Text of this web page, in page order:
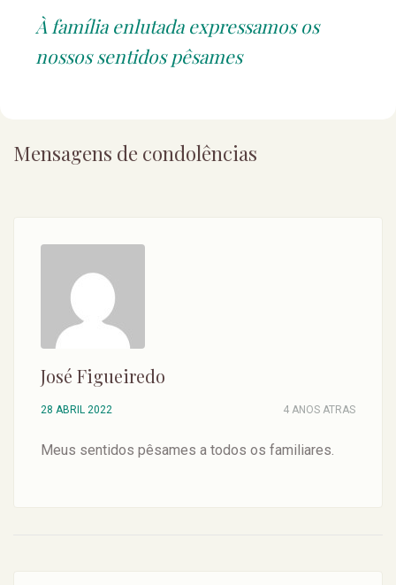
À família enlutada expressamos os
nossos sentidos pêsames
Mensagens de condolências
José Figueiredo
28 ABRIL 2022 4 ANOS ATRAS
Meus sentidos pêsames a todos os familiares.